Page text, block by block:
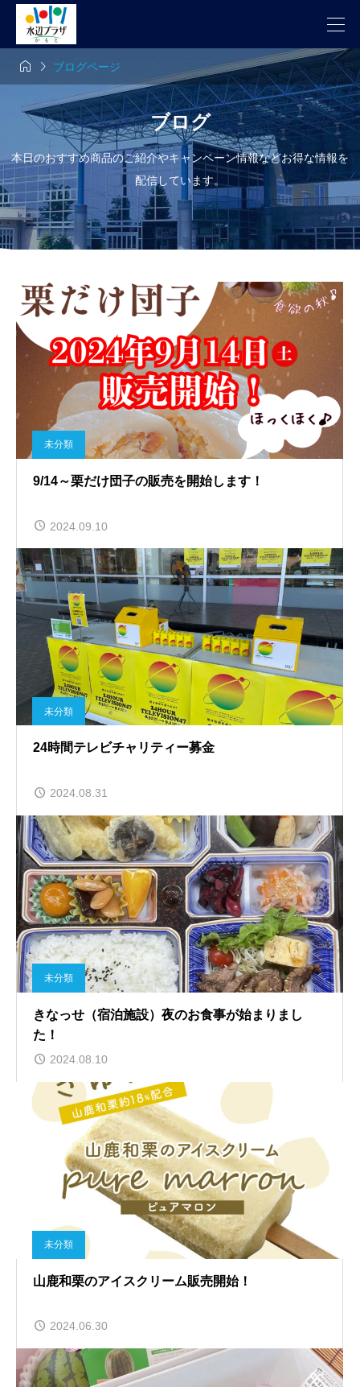
  ブログページ
ブログ
本日のおすすめ商品のご紹介やキャンペーン情報などお得な情報を
配信しています。
未分類
9/14～栗だけ団子の販売を開始します！
2024.09.10
未分類
24時間テレビチャリティー募金
2024.08.31
未分類
きなっせ（宿泊施設）夜のお食事が始まりまし
た！
2024.08.10
未分類
山鹿和栗のアイスクリーム販売開始！
2024.06.30